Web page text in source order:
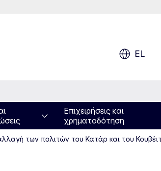
EL
Επιχειρήσεις και
χρηματοδότηση
των πολιτών του Κατάρ και του